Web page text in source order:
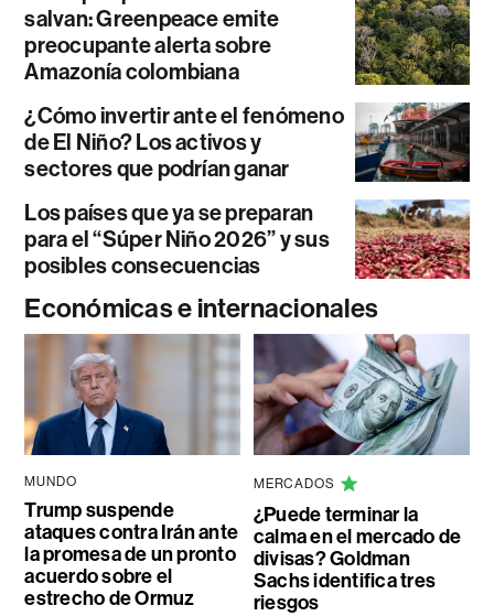
salvan: Greenpeace emite
preocupante alerta sobre
Amazonía colombiana
¿Cómo invertir ante el fenómeno
de El Niño? Los activos y
sectores que podrían ganar
Los países que ya se preparan
para el “Súper Niño 2026” y sus
posibles consecuencias
Económicas e internacionales
MUNDO
Trump suspende
ataques contra Irán ante
la promesa de un pronto
acuerdo sobre el
estrecho de Ormuz
MERCADOS
¿Puede terminar la
calma en el mercado de
divisas? Goldman
Sachs identifica tres
riesgos